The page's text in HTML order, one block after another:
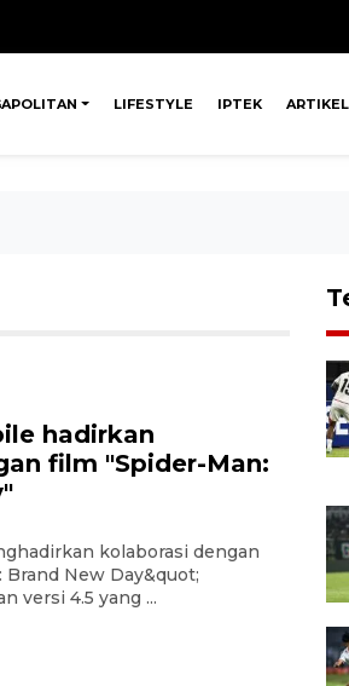
LIFESTYLE IPTEK ARTIKEL
hadirkan
film "Spider-Man:
kolaborasi dengan
New Day&quot;
versi 4.5 yang ...